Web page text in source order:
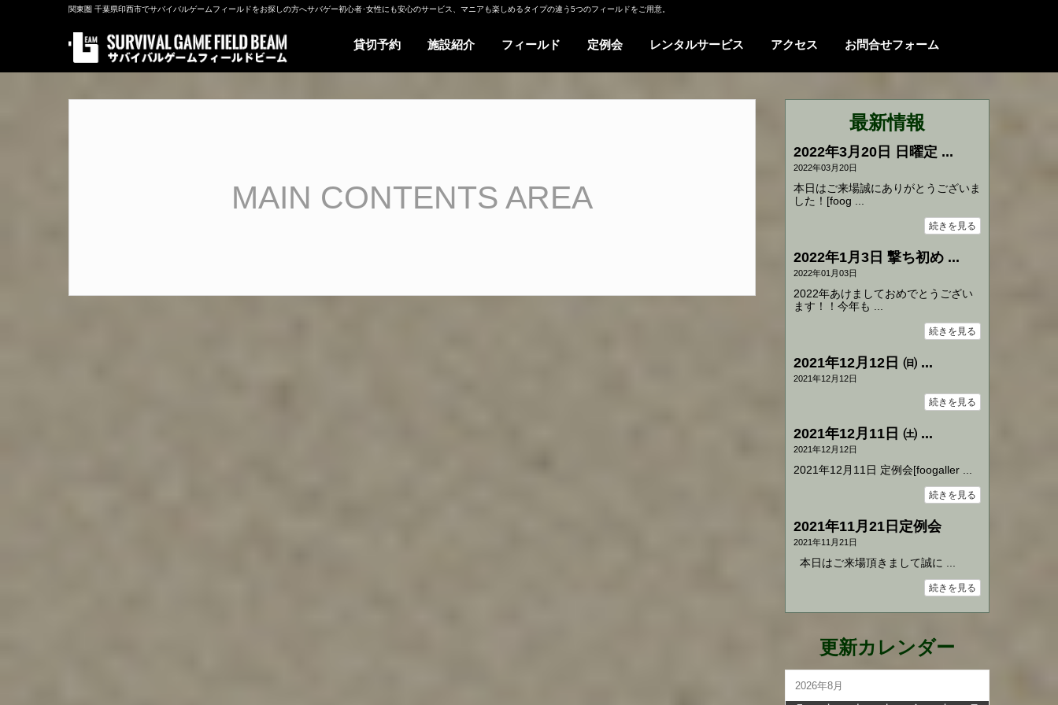
関東圏 千葉県印西市でサバイバルゲームフィールドをお探しの方へサバゲー初心者･女性にも安心のサービス、マニアも楽しめるタイプの違う5つのフィールドをご用意。
貸切予約 施設紹介 フィールド 定例会 レンタルサービス アクセス お問合せフォーム
MAIN CONTENTS AREA
最新情報
2022年3月20日 日曜定 ...
2022年03月20日
本日はご来場誠にありがとうございま
した！[foog ...
続きを見る
2022年1月3日 撃ち初め ...
2022年01月03日
2022年あけましておめでとうござい
ます！！今年も ...
続きを見る
2021年12月12日 ㈰ ...
2021年12月12日
続きを見る
2021年12月11日 ㈯ ...
2021年12月12日
2021年12月11日 定例会[foogaller ...
続きを見る
2021年11月21日定例会
2021年11月21日
本日はご来場頂きまして誠に ...
続きを見る
更新カレンダー
2026年8月